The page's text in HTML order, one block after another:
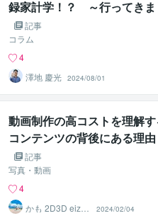
録家計学！？ ～行ってきま
記事
コラム
4
澤地 慶光 2024/08/01
動画制作の高コストを理解
コンテンツの背後にある理由
記事
写真・動画
4
かも 2D3D eizou
_world
2024/02/04